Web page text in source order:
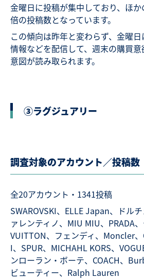
金曜日に投稿が集中しており、ほ
倍の投稿数となっています。
この傾向は昨年と変わらず、金曜
情報などを配信して、週末の購買
意図が読み取られます。
③ラグジュアリー
調査対象のアカウント／投稿数
全20アカウント・1341投稿
SWAROVSKI、ELLE Japan、ドル
ァレンティノ、MIU MIU、PRADA
VUITTON、フェンディ、Moncler、
I、SPUR、MICHAHL KORS、
ンローラン・ボーテ、COACH、
ビューティー、Ralph Lauren